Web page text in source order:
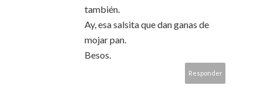
también.
Ay, esa salsita que dan ganas de
mojar pan.
Besos.
Responder